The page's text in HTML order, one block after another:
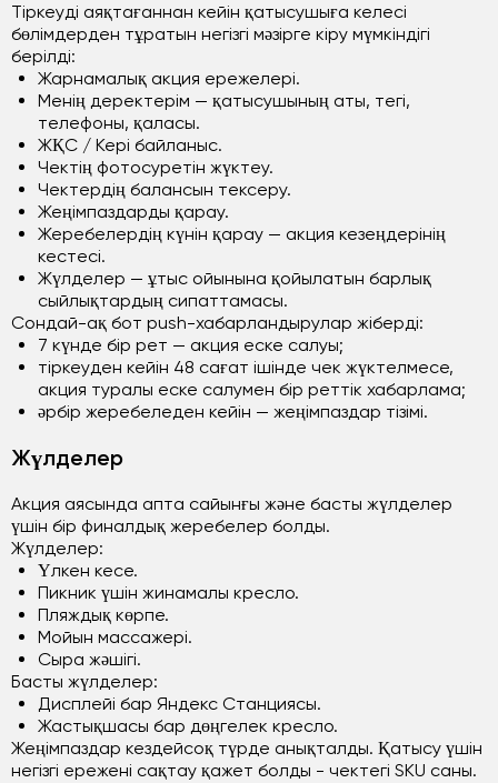
Тіркеуді аяқтағаннан кейін қатысушыға келесі
бөлімдерден тұратын негізгі мәзірге кіру мүмкіндігі
берілді:
Жарнамалық акция ережелері.
Менің деректерім — қатысушының аты, тегі,
телефоны, қаласы.
ЖҚС / Кері байланыс.
Чектің фотосуретін жүктеу.
Чектердің балансын тексеру.
Жеңімпаздарды қарау.
Жеребелердің күнін қарау — акция кезеңдерінің
кестесі.
Жүлделер — ұтыс ойынына қойылатын барлық
сыйлықтардың сипаттамасы.
Сондай-ақ бот push-хабарландырулар жіберді:
7 күнде бір рет — акция еске салуы;
тіркеуден кейін 48 сағат ішінде чек жүктелмесе,
акция туралы еске салумен бір реттік хабарлама;
әрбір жеребеледен кейін — жеңімпаздар тізімі.
Жүлделер
Акция аясында апта сайынғы және басты жүлделер
үшін бір финалдық жеребелер болды.
Жүлделер:
Үлкен кесе.
Пикник үшін жинамалы кресло.
Пляждық көрпе.
Мойын массажері.
Сыра жәшігі.
Басты жүлделер:
Дисплейі бар Яндекс Станциясы.
Жастықшасы бар дөңгелек кресло.
Жеңімпаздар кездейсоқ түрде анықталды. Қатысу үшін
негізгі ережені сақтау қажет болды - чектегі SKU саны.